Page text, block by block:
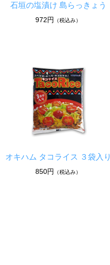
石垣の塩漬け 島らっきょう
972円 （税込み）
オキハム タコライス ３袋入り
850円 （税込み）